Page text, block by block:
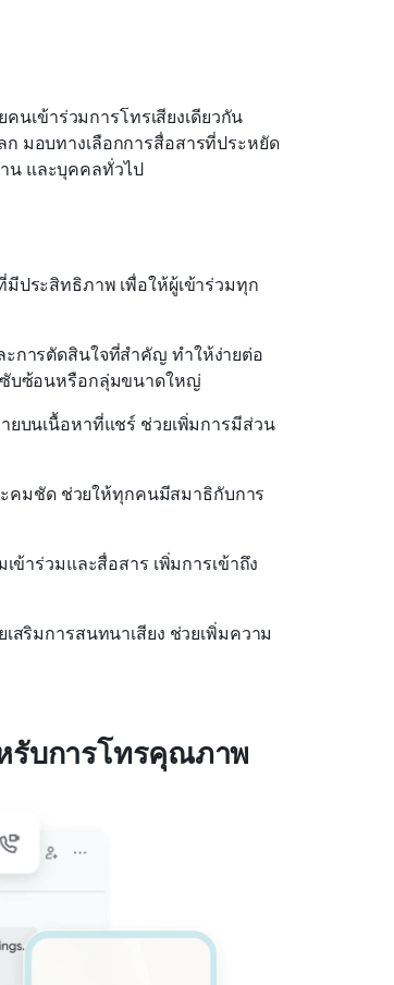
เข้าร่วมการโทรเสียงเดียวกัน
มอบทางเลือกการสื่อสารที่ประหยัด
น และบุคคลทั่วไป
ประสิทธิภาพ เพื่อให้ผู้เข้าร่วมทุก
การตัดสินใจที่สำคัญ ทำให้ง่ายต่อ
ซับซ้อนหรือกลุ่มขนาดใหญ่
ยบนเนื้อหาที่แชร์ ช่วยเพิ่มการมีส่วน
ะคมชัด ช่วยให้ทุกคนมีสมาธิกับการ
ข้าร่วมและสื่อสาร เพิ่มการเข้าถึง
ริมการสนทนาเสียง ช่วยเพิ่มความ
รับการโทรคุณภาพ